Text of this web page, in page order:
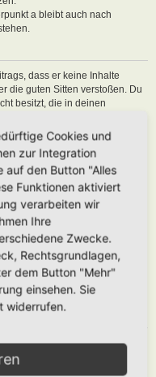
a bleibt auch nach
dass er keine Inhalte
die guten Sitten verstoßen. Du
besitzt, die in deinen
aus. Bei Verstößen gegen
im Board veröffentlichten
zeitweise oder
ausschließen und dir ein
keine Verantwortung für die
nicht selbst erstellt hat oder die
gestattest dem Betreiber, dein
jederzeit zu löschen oder zu
deine Beiträge
verstoßen oder geeignet
zuzufügen.
phpBB um eine unter der „
bereitgestellten Foren-Software
Cookies und
zur Integration
auf den Button "Alles
Funktionen aktiviert
verarbeiten wir
Ihre
Zwecke.
Rechtsgrundlagen,
dem Button "Mehr"
einsehen. Sie
widerrufen.